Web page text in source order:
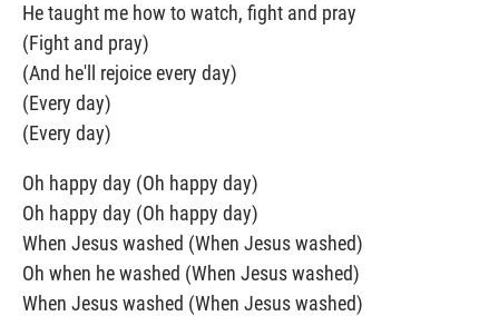
He taught me how to watch, fight and pray
(Fight and pray)
(And he'll rejoice every day)
(Every day)
(Every day)
Oh happy day (Oh happy day)
Oh happy day (Oh happy day)
When Jesus washed (When Jesus washed)
Oh when he washed (When Jesus washed)
When Jesus washed (When Jesus washed)